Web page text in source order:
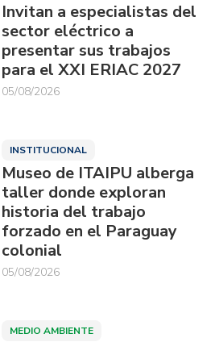
Invitan a especialistas del
sector eléctrico a
presentar sus trabajos
para el XXI ERIAC 2027
05/08/2026
INSTITUCIONAL
Museo de ITAIPU alberga
taller donde exploran
historia del trabajo
forzado en el Paraguay
colonial
05/08/2026
MEDIO AMBIENTE